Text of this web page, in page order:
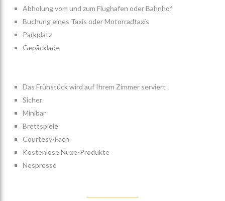
Abholung vom und zum Flughafen oder Bahnhof
Buchung eines Taxis oder Motorradtaxis
Parkplatz
Gepäcklade
Das Frühstück wird auf Ihrem Zimmer serviert
Sicher
Minibar
Brettspiele
Courtesy-Fach
Kostenlose Nuxe-Produkte
Nespresso